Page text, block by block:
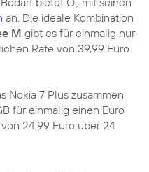
2
an. Die ideale Kombination
M gibt es für einmalig nur
Rate von 39,99 Euro
Nokia 7 Plus zusammen
für einmalig einen Euro
24,99 Euro über 24